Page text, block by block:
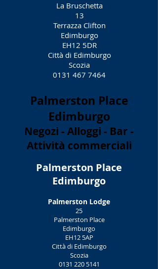
La Bruschetta
13
Terrazza Clifton
Edimburgo
EH12 5DR
Città di Edimburgo
Scozia
0131 467 7464
Palmerston Place
Edimburgo
Negozi - Alloggi - Bar -
Attività commerciali
Palmerston Place
Edimburgo
Palmerston Lodge
25
Palmerston Place
Edimburgo
EH12 5AP‎
Città di Edimburgo
Scozia
0131 220 5141